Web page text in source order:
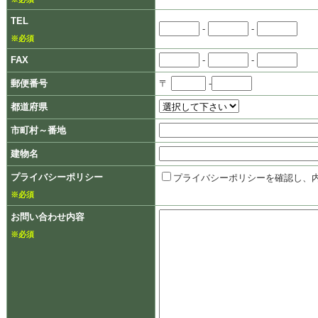
TEL
※必須
- -
FAX - -
郵便番号 〒 -
都道府県
市町村～番地
建物名
プライバシーポリシー
※必須
プライバシーポリシーを確認し、
お問い合わせ内容
※必須